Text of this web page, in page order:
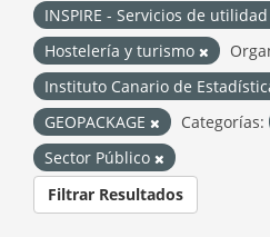
INSPIRE - Servicios de
Hostelería y turismo
Instituto Canario de
GEOPACKAGE
Categorías:
Sector Público
Filtrar Resultados